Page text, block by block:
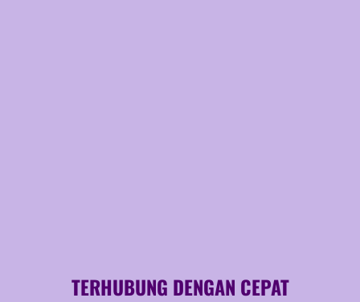
TERHUBUNG DENGAN CEPAT